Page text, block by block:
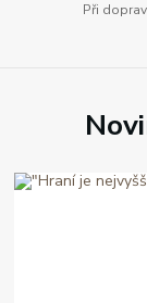
Při